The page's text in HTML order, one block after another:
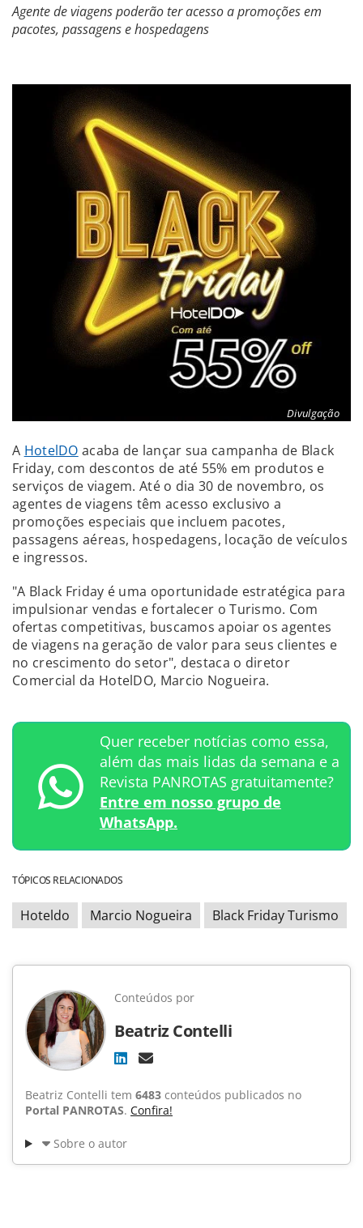
Agente de viagens poderão ter acesso a promoções em
pacotes, passagens e hospedagens
Divulgação
A HotelDO acaba de lançar sua campanha de Black
Friday, com descontos de até 55% em produtos e
serviços de viagem. Até o dia 30 de novembro, os
agentes de viagens têm acesso exclusivo a
promoções especiais que incluem pacotes,
passagens aéreas, hospedagens, locação de veículos
e ingressos.
"A Black Friday é uma oportunidade estratégica para
impulsionar vendas e fortalecer o Turismo. Com
ofertas competitivas, buscamos apoiar os agentes
de viagens na geração de valor para seus clientes e
no crescimento do setor", destaca o diretor
Comercial da HotelDO, Marcio Nogueira.
Quer receber notícias como essa,
além das mais lidas da semana e a
Revista PANROTAS gratuitamente?
Entre em nosso grupo de
WhatsApp.
TÓPICOS RELACIONADOS
Hoteldo Marcio Nogueira Black Friday Turismo
Conteúdos por
Beatriz Contelli
Beatriz Contelli tem 6483 conteúdos publicados no
Portal PANROTAS. Confira!
Sobre o autor